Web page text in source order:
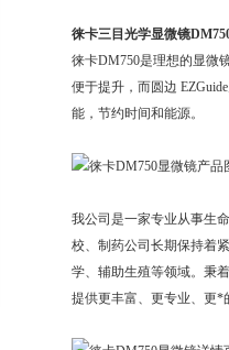
徕卡三目光学显微镜
徕卡DM750是理想的显微
便于提升，而圆边
能，节约时间和能源。
我公司是一家专业从事生
校、制药公司长期保持着
学、辅助生殖等领域。秉
提供更丰富、更专业、更*